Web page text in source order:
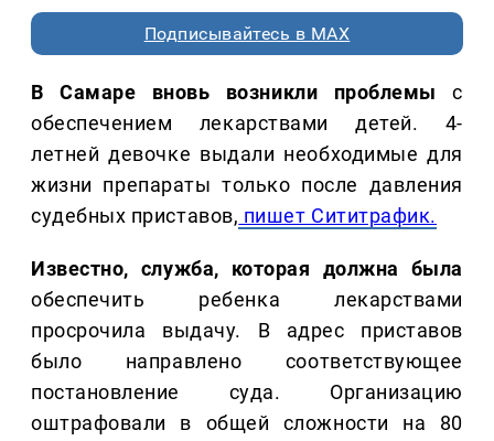
Подписывайтесь в MAX
В Самаре вновь возникли проблемы с
обеспечением лекарствами детей. 4-
летней девочке выдали необходимые для
жизни препараты только после давления
судебных приставов, пишет Сититрафик.
Известно, служба, которая должна была
обеспечить ребенка лекарствами
просрочила выдачу. В адрес приставов
было направлено соответствующее
постановление суда. Организацию
оштрафовали в общей сложности на 80